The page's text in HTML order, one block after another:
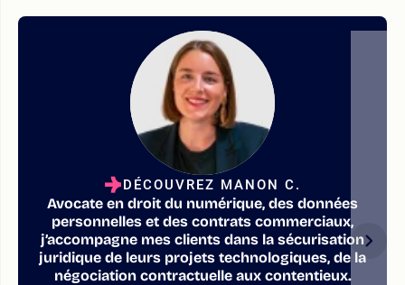
DÉCOUVREZ MANON C.
Avocate en droit du numérique, des données
personnelles et des contrats commerciaux,
j’accompagne mes clients dans la sécurisation
juridique de leurs projets technologiques, de la
négociation contractuelle aux contentieux.